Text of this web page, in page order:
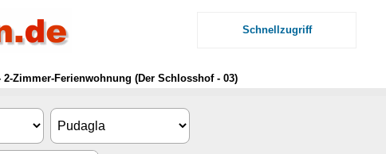
Schnellzugriff
2-Zimmer-Ferienwohnung (Der Schlosshof - 03)